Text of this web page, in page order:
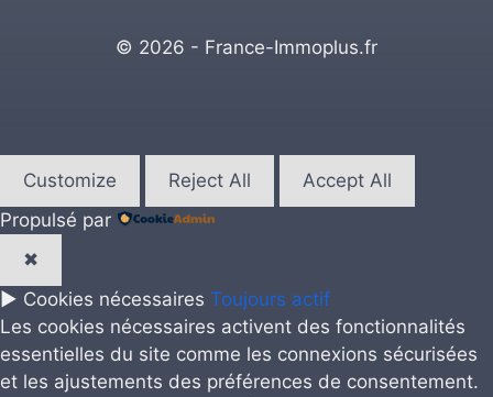
© 2026 - France-Immoplus.fr
Customize Reject All
Accept All
Propulsé par
✖
► Cookies nécessaires Toujours actif
Les cookies nécessaires activent des fonctionnalités
essentielles du site comme les connexions sécurisées
et les ajustements des préférences de consentement.